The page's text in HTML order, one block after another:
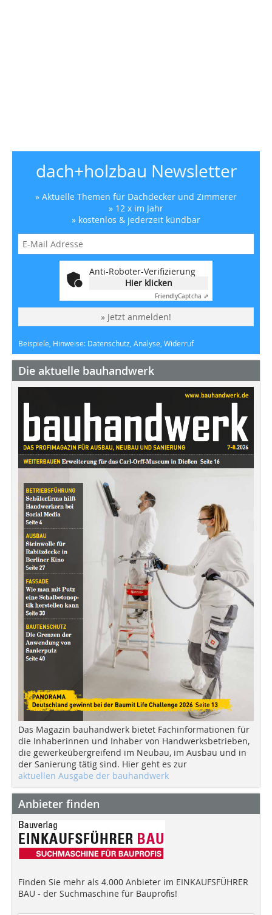
dach+holzbau Newsletter
» Aktuelle Themen für Dachdecker und Zimmerer
» 12 x im Jahr
» kostenlos & jederzeit kündbar
Anti-Roboter-Verifizierung
Hier klicken
FriendlyCaptcha ⇗
» Jetzt anmelden!
Beispiele, Hinweise: Datenschutz, Analyse, Widerruf
Die aktuelle bauhandwerk
Das Magazin bauhandwerk bietet Fachinformationen für
die Inhaberinnen und Inhaber von Handwerksbetrieben,
die gewerkeübergreifend im Neubau, im Ausbau und in
der Sanierung tätig sind. Hier geht es zur
aktuellen Ausgabe der bauhandwerk
Anbieter finden
Finden Sie mehr als 4.000 Anbieter im EINKAUFSFÜHRER
BAU - der Suchmaschine für Bauprofis!